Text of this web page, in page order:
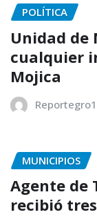
POLÍTICA
Unidad de
cualquier
Mojica
Reportegro1
MUNICIPIOS
Agente de
recibió